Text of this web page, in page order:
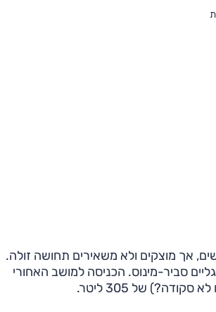
אך מוצקים ולא משאירים תחושה זולה.
סביר-מינוס. הכניסה למושב האחורי
סקודה?) של 305 ליטר.